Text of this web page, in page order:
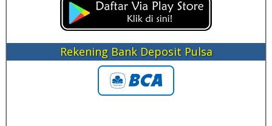
Rekening Bank Deposit Pulsa